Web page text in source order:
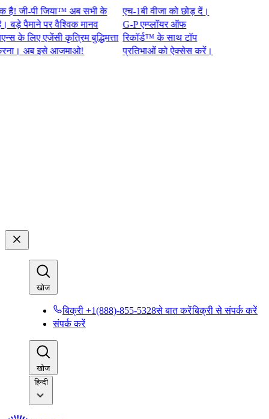
पी जिया™ अब सभी के
पर वैश्विक मानव
एजेंसी कृत्रिम बुद्धिमत्ता
अब इसे आजमाओ!​​
एच-1बी वीजा को छोड़ दें।
G-P एम्प्लॉयर ऑफ
रिकॉर्ड™ के साथ टॉप
प्रतिभाओं को ऐक्सेस करें।​​
खोज​​
बिक्री +1(888)-855-5328से बात करें​​बिक्री से संपर्क करें​​
संपर्क करें​​
खोज​​
हिन्दी